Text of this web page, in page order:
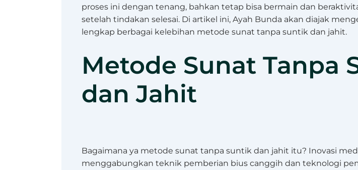
proses ini dengan tenang, bahkan tetap bisa bermain dan
setelah tindakan selesai. Di artikel ini, Ayah Bunda akan diajak
lengkap berbagai kelebihan metode sunat tanpa suntik dan jahit.
Metode Sunat Tanpa
dan Jahit
Bagaimana ya metode sunat tanpa suntik dan jahit itu? Inovasi
menggabungkan teknik pemberian bius canggih dan teknologi